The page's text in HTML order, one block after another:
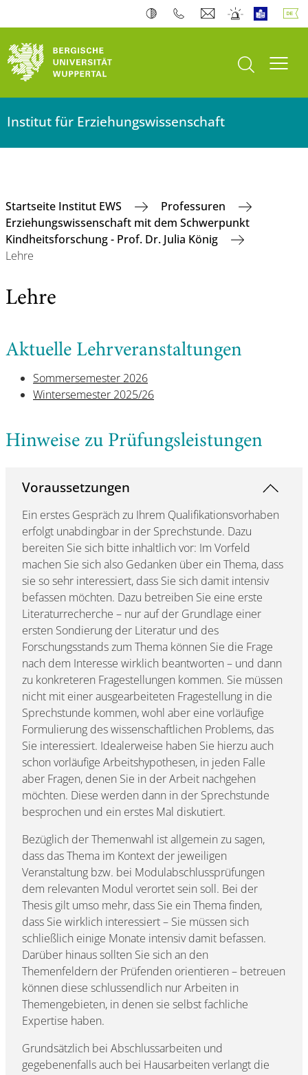
Suche öffnen
Institut für Erziehungswissenschaft
Startseite Institut EWS
Professuren
Erziehungswissenschaft mit dem Schwerpunkt
Kindheitsforschung - Prof. Dr. Julia König
Lehre
Lehre
Aktuelle Lehrveranstaltungen
Sommersemester 2026
Wintersemester 2025/26
Hinweise zu Prüfungsleistungen
Voraussetzungen
Ein erstes Gespräch zu Ihrem Qualifikationsvorhaben
erfolgt unabdingbar in der Sprechstunde. Dazu
bereiten Sie sich bitte inhaltlich vor: Im Vorfeld
machen Sie sich also Gedanken über ein Thema, dass
sie so sehr interessiert, dass Sie sich damit intensiv
befassen möchten. Dazu betreiben Sie eine erste
Literaturrecherche – nur auf der Grundlage einer
ersten Sondierung der Literatur und des
Forschungsstands zum Thema können Sie die Frage
nach dem Interesse wirklich beantworten – und dann
zu konkreteren Fragestellungen kommen. Sie müssen
nicht mit einer ausgearbeiteten Fragestellung in die
Sprechstunde kommen, wohl aber eine vorläufige
Formulierung des wissenschaftlichen Problems, das
Sie interessiert. Idealerweise haben Sie hierzu auch
schon vorläufige Arbeitshypothesen, in jeden Falle
aber Fragen, denen Sie in der Arbeit nachgehen
möchten. Diese werden dann in der Sprechstunde
besprochen und ein erstes Mal diskutiert.
Bezüglich der Themenwahl ist allgemein zu sagen,
dass das Thema im Kontext der jeweiligen
Veranstaltung bzw. bei Modulabschlussprüfungen
dem relevanten Modul verortet sein soll. Bei der
Thesis gilt umso mehr, dass Sie ein Thema finden,
dass Sie wirklich interessiert – Sie müssen sich
schließlich einige Monate intensiv damit befassen.
Darüber hinaus sollten Sie sich an den
Themenfeldern der Prüfenden orientieren – betreuen
können diese schlussendlich nur Arbeiten in
Themengebieten, in denen sie selbst fachliche
Expertise haben.
Grundsätzlich bei Abschlussarbeiten und
gegebenenfalls auch bei Hausarbeiten verlangt die